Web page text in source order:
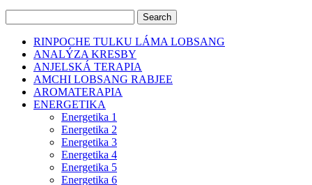
RINPOCHE TULKU LÁMA LOBSANG
ANALÝZA KRESBY
ANJELSKÁ TERAPIA
AMCHI LOBSANG RABJEE
AROMATERAPIA
ENERGETIKA
Energetika 1
Energetika 2
Energetika 3
Energetika 4
Energetika 5
Energetika 6